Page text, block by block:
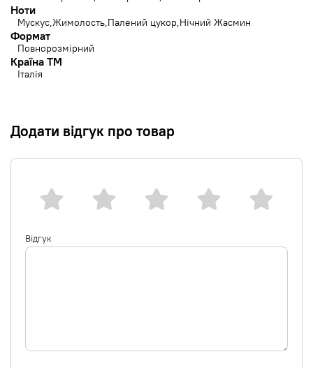
Ноти
Мускус Жимолость Палений цукор Нічний Жасмин
Формат
Повнорозмірний
Країна ТМ
Італія
Додати відгук про товар
Відгук